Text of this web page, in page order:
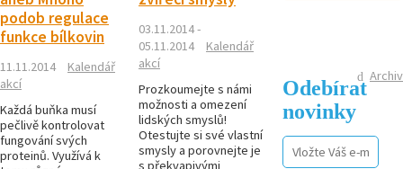
podob regulace
funkce bílkovin
11.11.2014
Kalendář
akcí
Každá buňka musí
pečlivě kontrolovat
fungování svých
proteinů. Využívá k
03.11.2014 -
05.11.2014
Kalendář
akcí
Prozkoumejte s námi
možnosti a omezení
lidských smyslů!
Otestujte si své vlastní
smysly a porovnejte je
s překvapivými
Archiv
Odebírat
novinky